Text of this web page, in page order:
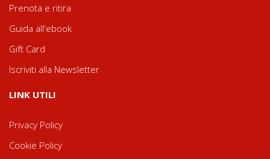
Prenota e ritira
Guida all'ebook
Gift Card
Iscriviti alla Newsletter
LINK UTILI
Privacy Policy
Cookie Policy